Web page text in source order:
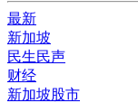
最新
新加坡
民生民声
财经
新加坡股市